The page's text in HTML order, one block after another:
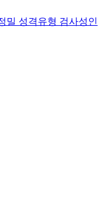
밀 성격유형 검사성인